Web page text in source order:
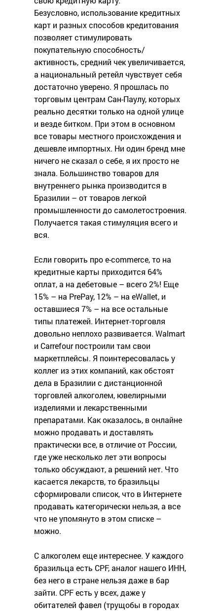
Безусловно, использование кредитных
карт и разных способов кредитования
позволяет стимулировать
покупательную способность/
активность, средний чек увеличивается,
а национальный ретейл чувствует себя
достаточно уверено. Я прошлась по
торговым центрам Сан-Паулу, которых
реально десятки только на одной улице
и везде битком. При этом в основном
все товары местного происхождения и
дешевле импортных. Ни один бренд мне
ничего не сказал о себе, я их просто не
знала. Большинство товаров для
внутреннего рынка производится в
Бразилии – от товаров легкой
промышленности до самолетостроения.
Получается такая стимуляция всего и
вся.
Если говорить про e-commerce, то на
кредитные карты приходится 64%
оплат, а на дебетовые – всего 2%! Еще
15% – на PrePay, 12% – на eWallet, и
оставшиеся 7% – на все остальные
типы платежей. Интернет-торговля
довольно неплохо развивается. Walmart
и Carrefour построили там свои
маркетплейсы. Я поинтересовалась у
коллег из этих компаний, как обстоят
дела в Бразилии с дистанционной
торговлей алкоголем, ювелирными
изделиями и лекарственными
препаратами. Как оказалось, в онлайне
можно продавать и доставлять
практически все, в отличие от России,
где уже несколько лет эти вопросы
только обсуждают, а решений нет. Что
касается лекарств, то бразильцы
сформировали список, что в Интернете
продавать категорически нельзя, а все
что не упомянуто в этом списке –
можно.
С алкоголем еще интереснее. У каждого
бразильца есть CPF, аналог нашего ИНН,
без него в стране нельзя даже в бар
зайти. CPF есть у всех, даже у
обитателей фавел (трущобы в городах